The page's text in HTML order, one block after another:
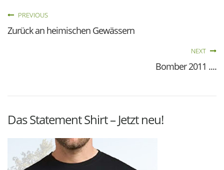
PREVIOUS
Zurück an heimischen Gewässern
NEXT
Bomber 2011 ....
Das Statement Shirt – Jetzt neu!